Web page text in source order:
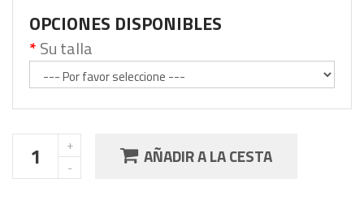
OPCIONES DISPONIBLES
Su talla
AÑADIR A LA CESTA